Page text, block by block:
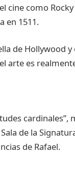
cine como
en 1511.
de Hollywood
arte es
de la
de Rafael.